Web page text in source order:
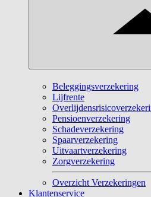
Beleggingsverzekering
Lijfrente
Pensioenverzekering
Schadeverzekering
Spaarverzekering
Uitvaartverzekering
Zorgverzekering
Overzicht Verzekeringen
Klantenservice